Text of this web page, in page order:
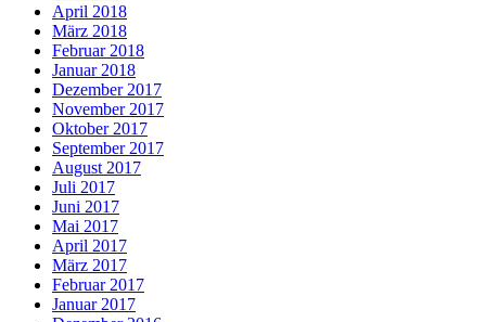
April 2018
März 2018
Februar 2018
Januar 2018
Dezember 2017
November 2017
Oktober 2017
September 2017
August 2017
Juli 2017
Juni 2017
Mai 2017
April 2017
März 2017
Februar 2017
Januar 2017